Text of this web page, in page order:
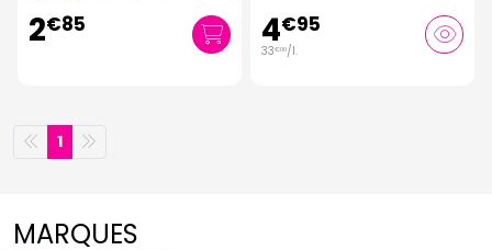
2€85 4€95
33€00/l.
1
MARQUES